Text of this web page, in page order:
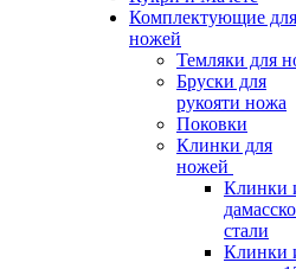
Комплектующие для
ножей
Темляки для
Бруски для
рукояти ножа
Поковки
Клинки для
ножей
Клинки
стали
Клинки